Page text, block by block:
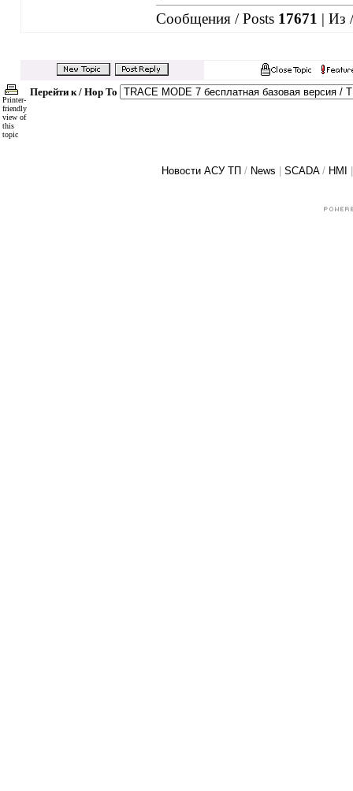
Сообщения / Posts 17671 | Из
Printer-
friendly
view of
this
topic
Перейти к / Hop To
Новости АСУ ТП / News SCADA/ HMI